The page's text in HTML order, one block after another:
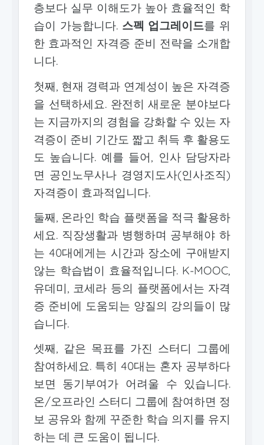
층보다 실무 이해도가 높아 효율적인 학
습이 가능합니다. 스펙 업그레이드를 위
한 효과적인 자격증 준비 전략을 소개합
니다.
첫째, 현재 경력과 연계성이 높은 자격증
을 선택하세요. 완전히 새로운 분야보다
는 지금까지의 경험을 강화할 수 있는 자
격증이 준비 기간도 짧고 취득 후 활용도
도 높습니다. 예를 들어, 인사 담당자라
면 공인노무사나 경영지도사(인사조직)
자격증이 효과적입니다.
둘째, 온라인 학습 플랫폼을 적극 활용하
세요. 직장생활과 병행하며 공부해야 하
는 40대에게는 시간과 장소에 구애받지
않는 학습법이 효율적입니다. K-MOOC,
유데미, 코세라 등의 플랫폼에서는 자격
증 준비에 도움되는 양질의 강의들이 많
습니다.
셋째, 같은 목표를 가진 스터디 그룹에
참여하세요. 특히 40대는 혼자 공부하다
보면 동기부여가 어려울 수 있습니다.
온/오프라인 스터디 그룹에 참여하면 정
보 공유와 함께 꾸준한 학습 의지를 유지
하는 데 큰 도움이 됩니다.